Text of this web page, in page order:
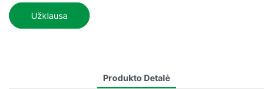
Užklausa
Produkto Detalė